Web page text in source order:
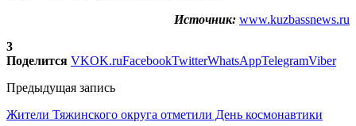
Источник: www.kuzbassnews.ru
3
Поделится VKOK.ruFacebookTwitterWhatsAppTelegramViber
Предыдущая запись
Жители Тяжинского округа отметили День космонавтики